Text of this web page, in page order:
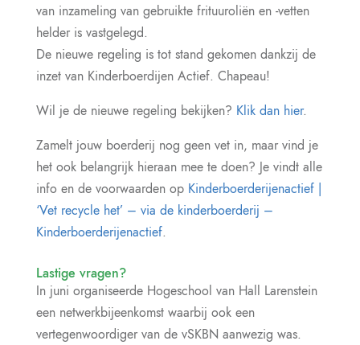
van inzameling van gebruikte frituuroliën en -vetten
helder is vastgelegd.
De nieuwe regeling is tot stand gekomen dankzij de
inzet van Kinderboerdijen Actief. Chapeau!
Wil je de nieuwe regeling bekijken? Klik dan hier.
Zamelt jouw boerderij nog geen vet in, maar vind je
het ook belangrijk hieraan mee te doen? Je vindt alle
info en de voorwaarden op Kinderboerderijenactief |
‘Vet recycle het’ – via de kinderboerderij –
Kinderboerderijenactief.
Lastige vragen?
In juni organiseerde Hogeschool van Hall Larenstein
een netwerkbijeenkomst waarbij ook een
vertegenwoordiger van de vSKBN aanwezig was.